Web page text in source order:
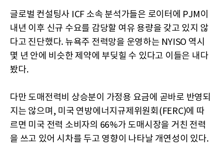
글로벌 컨설팅사 ICF 소속 분석가들은 로이터에 PJM이
내년 이후 신규 수요를 감당할 여유 용량을 갖고 있지 않
다고 진단했다. 뉴욕주 전력망을 운영하는 NYISO 역시
몇 년 안에 비슷한 제약에 부딪힐 수 있다고 이들은 내다
봤다.
다만 도매전력비 상승분이 가정용 요금에 곧바로 반영되
지는 않으며, 미국 연방에너지규제위원회(FERC)에 따
르면 미국 전력 소비자의 66%가 도매시장을 거친 전력
을 쓰고 있어 시차를 두고 영향이 나타날 개연성이 있다.